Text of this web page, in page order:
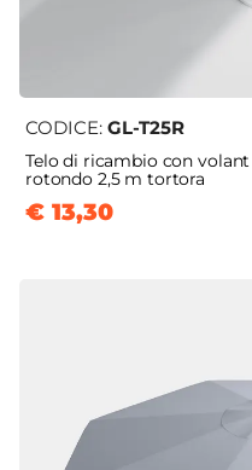
CODICE: GL-T25R
Telo di ricambio con
rotondo 2,5 m tortora
€ 13,30